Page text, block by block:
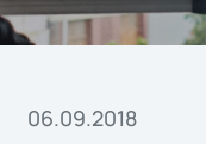
06.09.2018